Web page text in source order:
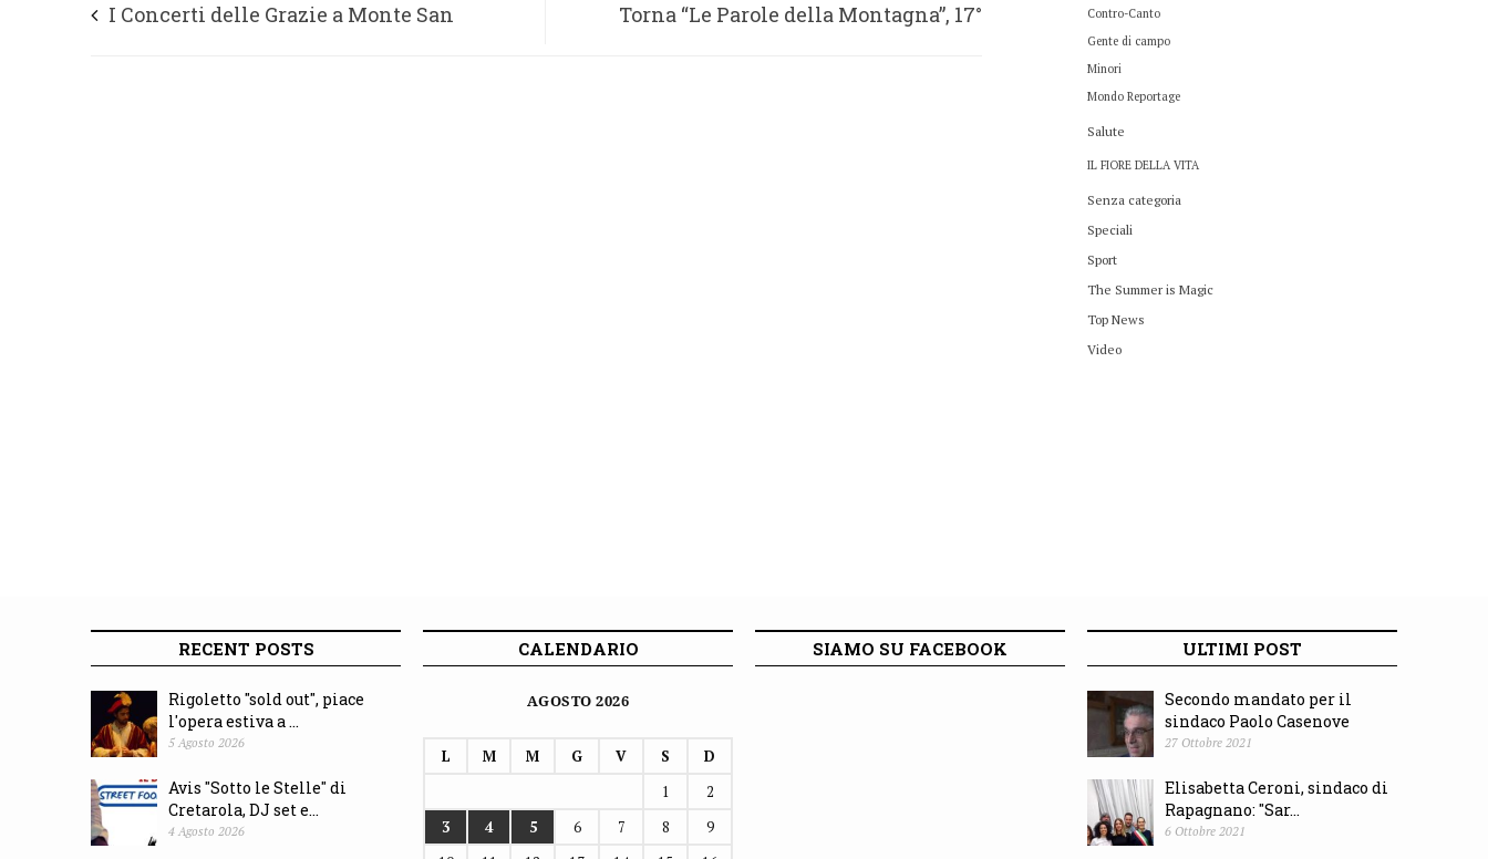
I Concerti delle Grazie a Monte San Torna “Le Parole della Montagna”, 17°
Contro-Canto
Gente di campo
Minori
Mondo Reportage
Salute
IL FIORE DELLA VITA
Senza categoria
Speciali
Sport
The Summer is Magic
Top News
Video
RECENT POSTS
Rigoletto "sold out", piace
l'opera estiva a ...
5 Agosto 2026
Avis "Sotto le Stelle" di
Cretarola, DJ set e...
4 Agosto 2026
CALENDARIO
AGOSTO 2026
L M M G V S
D
1
2
3
4 5 6 7 8
9
SIAMO SU FACEBOOK ULTIMI POST
Secondo mandato per il
sindaco Paolo Casenove
27 Ottobre 2021
Elisabetta Ceroni, sindaco di
Rapagnano: "Sar...
6 Ottobre 2021